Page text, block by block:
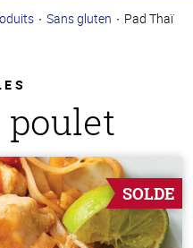
Sans gluten
Pad Thaï
poulet
SOLDE